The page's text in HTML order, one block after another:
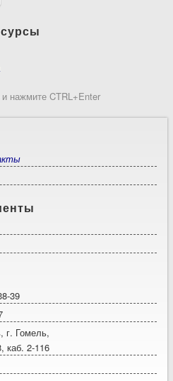
нажмите CTRL+Enter
39
г. Гомель,
2-116